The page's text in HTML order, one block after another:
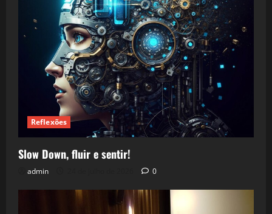
Reflexões
Slow Down, fluir e sentir!
admin 0